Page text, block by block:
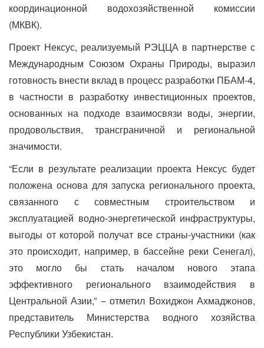
координационной водохозяйственной комиссии
(МКВК).
Проект Нексус, реализуемый РЭЦЦА в партнерстве с
Международным Союзом Охраны Природы, выразил
готовность внести вклад в процесс разработки ПБАМ-4,
в частности в разработку инвестиционных проектов,
основанных на подходе взаимосвязи воды, энергии,
продовольствия, трансграничной и региональной
значимости.
“Если в результате реализации проекта Нексус будет
положена основа для запуска регионального проекта,
связанного с совместным строительством и
эксплуатацией водно-энергетической инфраструктуры,
выгоды от которой получат все страны-участники (как
это происходит, например, в бассейне реки Сенегал),
это могло бы стать началом нового этапа
эффективного регионального взаимодействия в
Центральной Азии,” − отметил Вохиджон Ахмаджонов,
представитель Министерства водного хозяйства
Республики Узбекистан.